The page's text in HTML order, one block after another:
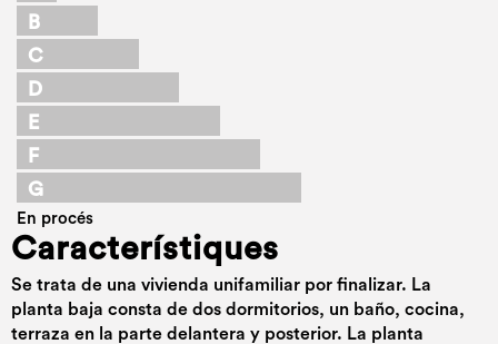
B
C
D
E
F
G
En procés
Característiques
Se trata de una vivienda unifamiliar por finalizar. La
planta baja consta de dos dormitorios, un baño, cocina,
terraza en la parte delantera y posterior. La planta